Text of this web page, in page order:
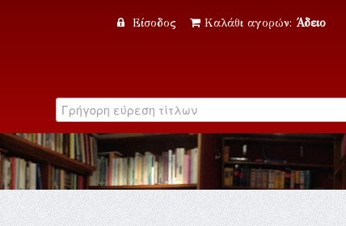
Είσοδος Καλάθι αγορών: Άδειο